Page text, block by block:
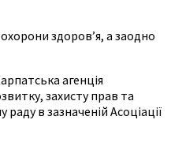
здоров’я, а заодно
агенція
захисту прав та
в зазначеній Асоціації